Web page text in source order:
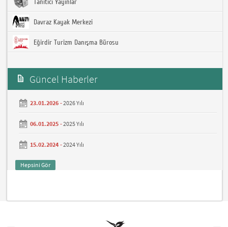
Tanıtıcı Yayınlar
Davraz Kayak Merkezi
Eğirdir Turizm Danışma Bürosu
Güncel Haberler
23.01.2026 -2026 Yılı
06.01.2025 -2025 Yılı
15.02.2024 -2024 Yılı
Hepsini Gör